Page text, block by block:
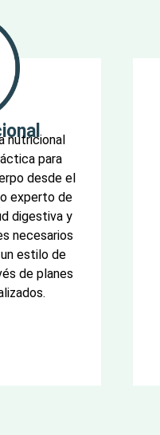
nutricional
para
desde el
experto de
digestiva y
necesarios
estilo de
de planes